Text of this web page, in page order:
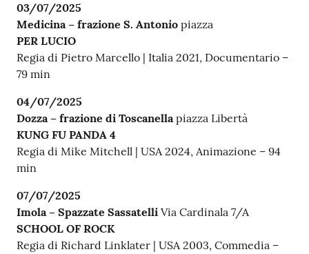
03/07/2025
Medicina – frazione S. Antonio piazza
PER LUCIO
Regia di Pietro Marcello | Italia 2021, Documentario –
79 min
04/07/2025
Dozza – frazione di Toscanellapiazza Libertà
KUNG FU PANDA 4
Regia di Mike Mitchell | USA 2024, Animazione – 94
min
07/07/2025
Imola – Spazzate Sassatelli Via Cardinala 7/A
SCHOOL OF ROCK
Regia di Richard Linklater | USA 2003, Commedia –